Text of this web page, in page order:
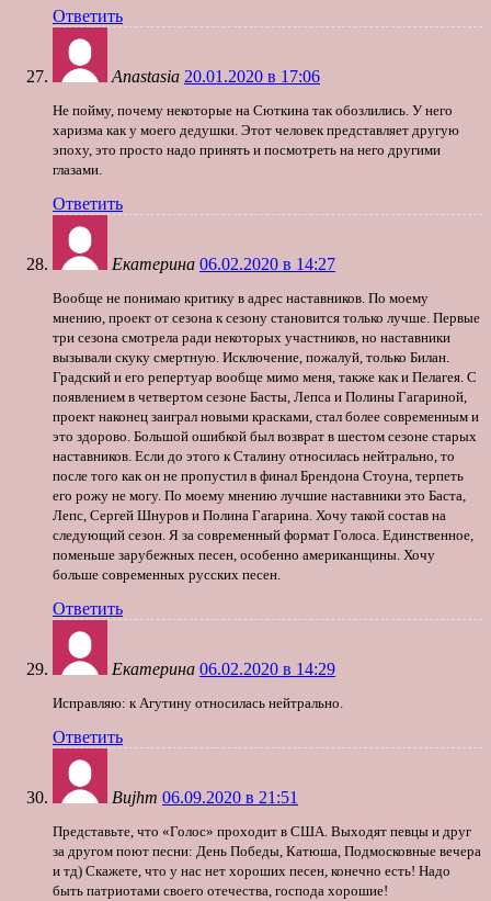
Ответить
Anastasia 20.01.2020 в 17:06
Не пойму, почему некоторые на Сюткина так обозлились. У него
харизма как у моего дедушки. Этот человек представляет другую
эпоху, это просто надо принять и посмотреть на него другими
глазами.
Ответить
Екатерина 06.02.2020 в 14:27
Вообще не понимаю критику в адрес наставников. По моему
мнению, проект от сезона к сезону становится только лучше. Первые
три сезона смотрела ради некоторых участников, но наставники
вызывали скуку смертную. Исключение, пожалуй, только Билан.
Градский и его репертуар вообще мимо меня, также как и Пелагея. С
появлением в четвертом сезоне Басты, Лепса и Полины Гагариной,
проект наконец заиграл новыми красками, стал более современным и
это здорово. Большой ошибкой был возврат в шестом сезоне старых
наставников. Если до этого к Сталину относилась нейтрально, то
после того как он не пропустил в финал Брендона Стоуна, терпеть
его рожу не могу. По моему мнению лучшие наставники это Баста,
Лепс, Сергей Шнуров и Полина Гагарина. Хочу такой состав на
следующий сезон. Я за современный формат Голоса. Единственное,
поменьше зарубежных песен, особенно американщины. Хочу
больше современных русских песен.
Ответить
Екатерина 06.02.2020 в 14:29
Исправляю: к Агутину относилась нейтрально.
Ответить
Bujhm 06.09.2020 в 21:51
Представьте, что «Голос» проходит в США. Выходят певцы и друг
за другом поют песни: День Победы, Катюша, Подмосковные вечера
и тд) Скажете, что у нас нет хороших песен, конечно есть! Надо
быть патриотами своего отечества, господа хорошие!